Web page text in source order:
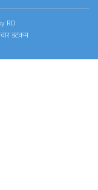
RD
डटकम